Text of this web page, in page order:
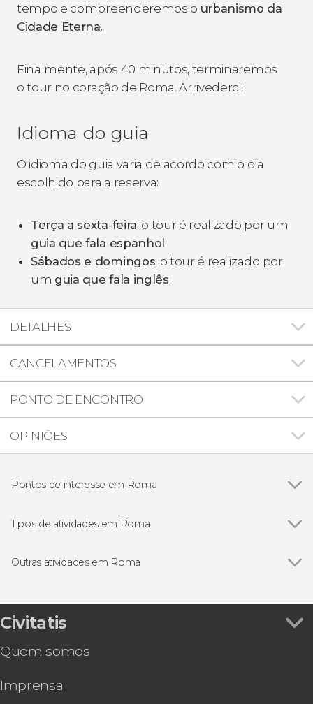
tempo e compreenderemos o urbanismo da
Cidade Eterna.
Finalmente, após 40 minutos, terminaremos
o tour no coração de Roma.Arrivederci!
Idioma do guia
O idioma do guia varia de acordo com o dia
escolhido para a reserva:
Terça a sexta-feira: o tour é realizado por um
guia que fala espanhol.
Sábados e domingos: o tour é realizado por
um guia que fala inglês.
DETALHES
CANCELAMENTOS
PONTO DE ENCONTRO
OPINIÕES
Pontos de interesse em Roma
Piazza Navona
Fontana di Trevi
Museus Vaticanos
Castillo de Sant'Angelo
Terme di Caracalla
Santa Maria Maggiore
Tipos de atividades em Roma
Free Tour
Autocarro turístico
Transfers ao aeroporto
Gastronomia e enoturismo
Outras atividades em Roma
Audiência com o papa Leão XIV
Oferta: Vaticano + Coliseu, Fórum e Palatino
Transfer de Roma a Sorrento
Ingresso da Prisão Mamertina com audioguia
Civitatis
Quem somos
Imprensa